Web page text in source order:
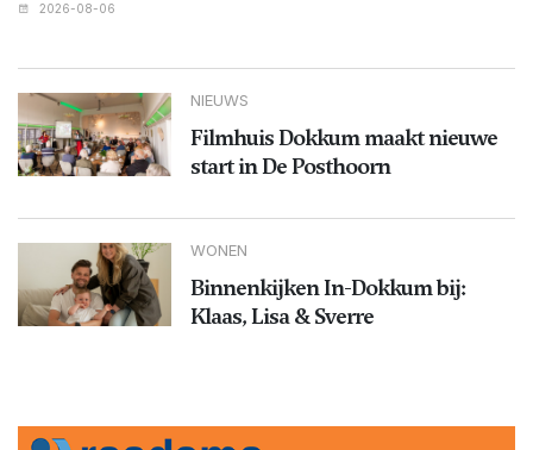
2026-08-06
NIEUWS
Filmhuis Dokkum maakt nieuwe
start in De Posthoorn
WONEN
Binnenkijken In-Dokkum bij:
Klaas, Lisa & Sverre